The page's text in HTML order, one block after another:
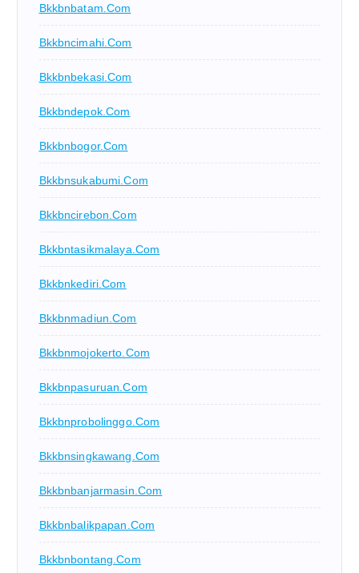
Bkkbnbatam.com
Bkkbncimahi.com
Bkkbnbekasi.com
Bkkbndepok.com
Bkkbnbogor.com
Bkkbnsukabumi.com
Bkkbncirebon.com
Bkkbntasikmalaya.com
Bkkbnkediri.com
Bkkbnmadiun.com
Bkkbnmojokerto.com
Bkkbnpasuruan.com
Bkkbnprobolinggo.com
Bkkbnsingkawang.com
Bkkbnbanjarmasin.com
Bkkbnbalikpapan.com
Bkkbnbontang.com